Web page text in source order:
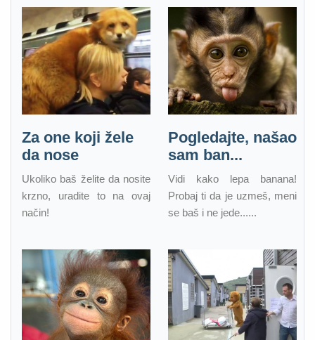
Za one koji žele
da nose
Ukoliko baš želite da nosite
krzno, uradite to na ovaj
način!
Pogledajte, našao
sam ban...
Vidi kako lepa banana!
Probaj ti da je uzmeš, meni
se baš i ne jede......